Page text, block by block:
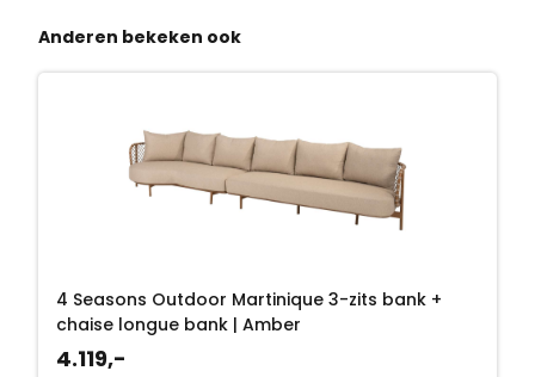
Anderen bekeken ook
4 Seasons Outdoor Martinique 3-zits bank +
chaise longue bank | Amber
4.119,-